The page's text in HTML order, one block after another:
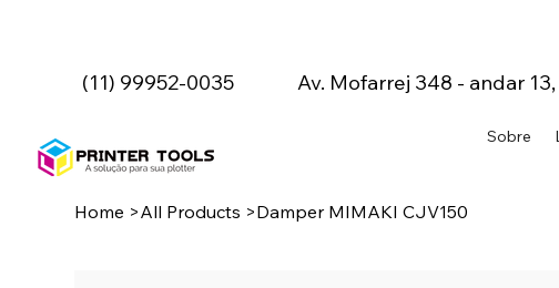
Sobre
(11) 99952-0035 Av. Mofarrej 348 - andar
Home >All Products >Damper MIMAKI CJV150